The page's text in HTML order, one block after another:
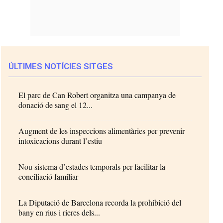
ÚLTIMES NOTÍCIES SITGES
El parc de Can Robert organitza una campanya de
donació de sang el 12...
Augment de les inspeccions alimentàries per prevenir
intoxicacions durant l’estiu
Nou sistema d’estades temporals per facilitar la
conciliació familiar
La Diputació de Barcelona recorda la prohibició del
bany en rius i rieres dels...